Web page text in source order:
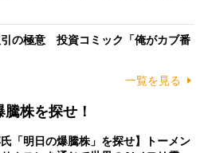
の極意 投資コミック「俺がカブ番
一覧を見る
株を探せ！
氏「明日の爆騰株」を探せ】トーメン